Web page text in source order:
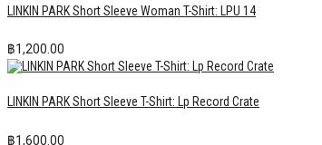
LINKIN PARK Short Sleeve Woman T-Shirt: LPU 14
฿1,200.00
LINKIN PARK Short Sleeve T-Shirt: Lp Record Crate
฿1,600.00